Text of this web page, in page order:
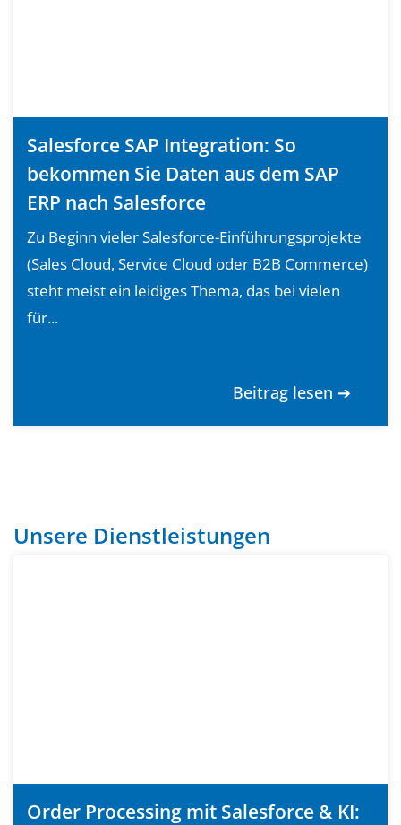
Salesforce SAP Integration: So
bekommen Sie Daten aus dem SAP
ERP nach Salesforce
Zu Beginn vieler Salesforce-Einführungsprojekte
(Sales Cloud, Service Cloud oder B2B Commerce)
steht meist ein leidiges Thema, das bei vielen
für...
Beitrag lesen ➔
Unsere Dienstleistungen
Order Processing mit Salesforce & KI: